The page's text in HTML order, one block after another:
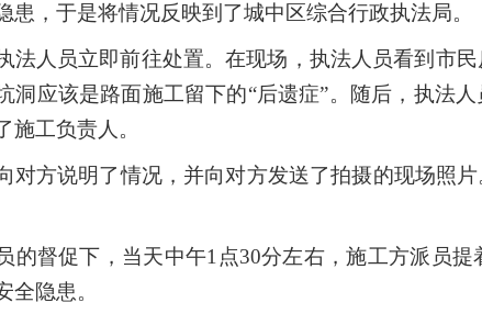
患，于是将情况反映到了城中区综合行政执法局。
法人员立即前往处置。在现场，执法人员看到市
洞应该是路面施工留下的“后遗症”。随后，执法
施工负责人。
对方说明了情况，并向对方发送了拍摄的现场照
的督促下，当天中午1点30分左右，施工方派员
全隐患。